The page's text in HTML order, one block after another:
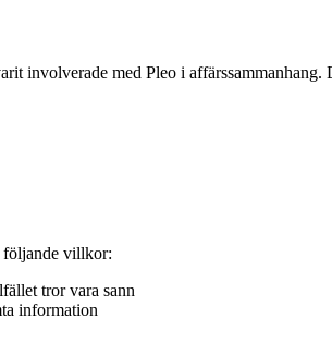
involverade med Pleo i affärssammanhang.
följande villkor:
tror vara sann
information